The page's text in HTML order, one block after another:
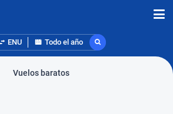
ENU Todo el año
Vuelos baratos